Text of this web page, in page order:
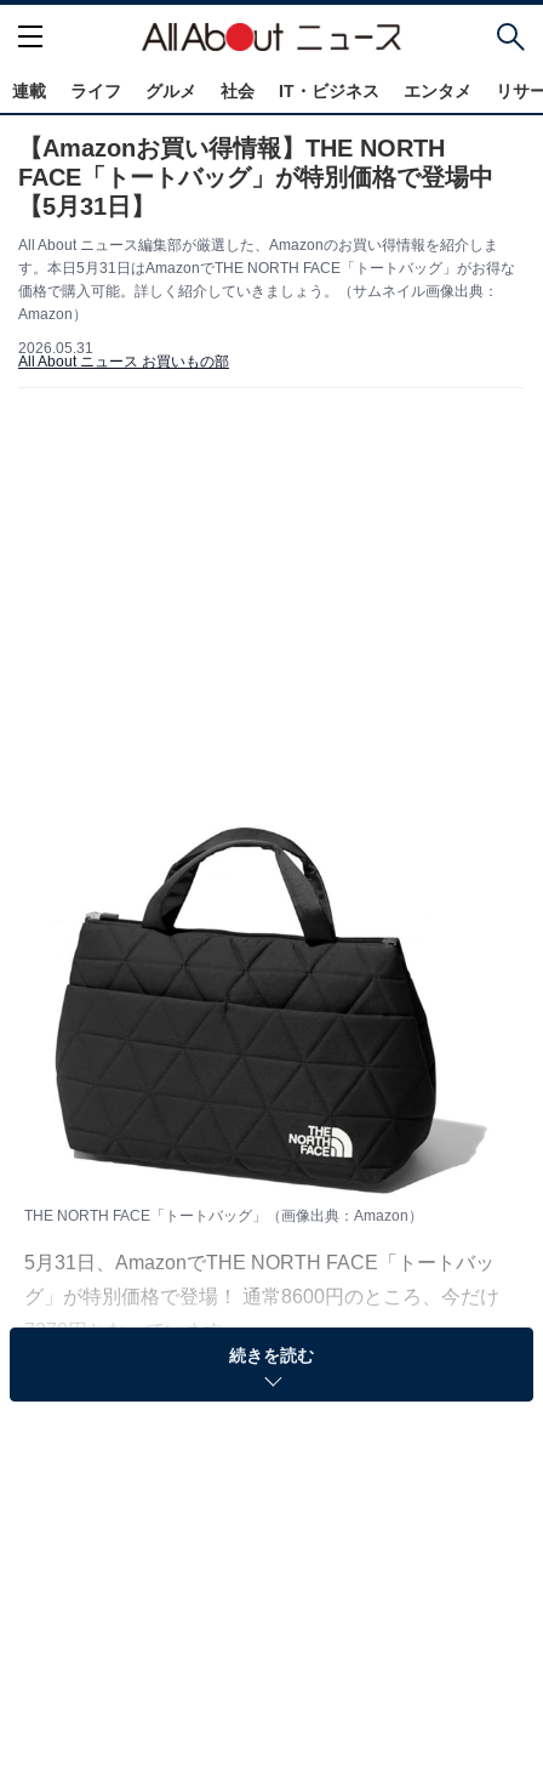
連載 ライフ グルメ 社会 IT・ビジネス エンタメ リサ
【Amazonお買い得情報】THE NORTH
FACE「トートバッグ」が特別価格で登場中
【5月31日】
All About ニュース編集部が厳選した、Amazonのお買い得情報を紹介しま
す。本日5月31日はAmazonでTHE NORTH FACE「トートバッグ」がお得な
価格で購入可能。詳しく紹介していきましょう。（サムネイル画像出典：
Amazon）
2026.05.31
All About ニュース お買いもの部
THE NORTH FACE「トートバッグ」（画像出典：Amazon）
5月31日、 AmazonでTHE NORTH FACE「トートバッ
グ」が特別価格で登場！ 通常8600円のところ、今だけ
7370円となっています。
そのほかにも注目の商品がラインナップされているので,
続きを読む